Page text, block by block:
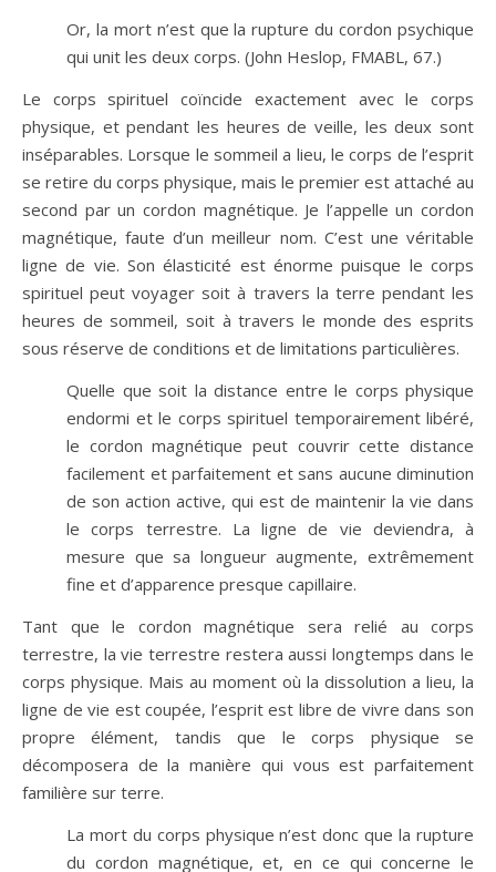
Or, la mort n’est que la rupture du cordon psychique
qui unit les deux corps. (John Heslop, FMABL, 67.)
Le corps spirituel coïncide exactement avec le corps
physique, et pendant les heures de veille, les deux sont
inséparables. Lorsque le sommeil a lieu, le corps de l’esprit
se retire du corps physique, mais le premier est attaché au
second par un cordon magnétique. Je l’appelle un cordon
magnétique, faute d’un meilleur nom. C’est une véritable
ligne de vie. Son élasticité est énorme puisque le corps
spirituel peut voyager soit à travers la terre pendant les
heures de sommeil, soit à travers le monde des esprits
sous réserve de conditions et de limitations particulières.
Quelle que soit la distance entre le corps physique
endormi et le corps spirituel temporairement libéré,
le cordon magnétique peut couvrir cette distance
facilement et parfaitement et sans aucune diminution
de son action active, qui est de maintenir la vie dans
le corps terrestre. La ligne de vie deviendra, à
mesure que sa longueur augmente, extrêmement
fine et d’apparence presque capillaire.
Tant que le cordon magnétique sera relié au corps
terrestre, la vie terrestre restera aussi longtemps dans le
corps physique. Mais au moment où la dissolution a lieu, la
ligne de vie est coupée, l’esprit est libre de vivre dans son
propre élément, tandis que le corps physique se
décomposera de la manière qui vous est parfaitement
familière sur terre.
La mort du corps physique n’est donc que la rupture
du cordon magnétique, et, en ce qui concerne le